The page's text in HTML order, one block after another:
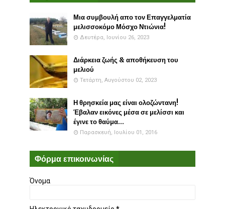
Μια συμβουλή απο τον Επαγγελματία
μελισσοκόμο Μόσχο Ντιώνια!
Δευτέρα, Ιουνίου 26, 2023
Διάρκεια ζωής & αποθήκευση του
μελιού
Τετάρτη, Αυγούστου 02, 2023
Η θρησκεία μας είναι ολοζώντανη!
Έβαλαν εικόνες μέσα σε μελίσσι και
έγινε το θαύμα...
Παρασκευή, Ιουλίου 01, 2016
Φόρμα επικοινωνίας
Όνομα